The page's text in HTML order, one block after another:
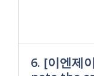
6. [이엔제